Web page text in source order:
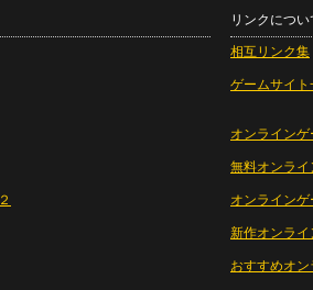
リンクについ
相互リンク集
ゲームサイト
オンラインゲ
無料オンライ
オンライン
新作オンライ
おすすめオ